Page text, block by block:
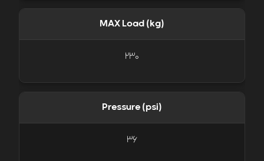
MAX Load (kg)
230
Pressure (psi)
36